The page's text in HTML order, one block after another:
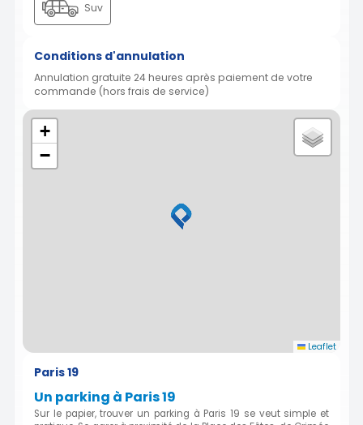
Suv
Conditions d'annulation
Annulation gratuite 24 heures après paiement de votre
commande (hors frais de service)
+
−
Leaflet
Paris 19
Un parking à Paris 19
Sur le papier, trouver un parking à Paris 19 se veut simple et